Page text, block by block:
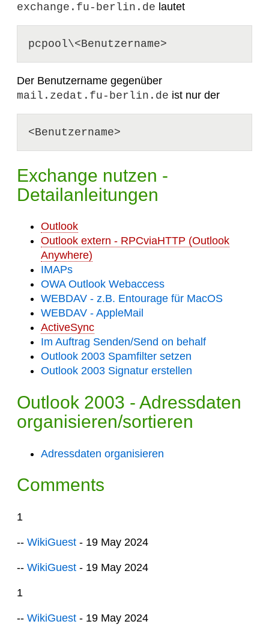
exchange.fu-berlin.de lautet
Der Benutzername gegenüber
mail.zedat.fu-berlin.de ist nur der
Exchange nutzen -
Detailanleitungen
Outlook
Outlook extern - RPCviaHTTP (Outlook
Anywhere)
IMAPs
OWA Outlook Webaccess
WEBDAV - z.B. Entourage für MacOS
WEBDAV - AppleMail
ActiveSync
Im Auftrag Senden/Send on behalf
Outlook 2003 Spamfilter setzen
Outlook 2003 Signatur erstellen
Outlook 2003 - Adressdaten
organisieren/sortieren
Adressdaten organisieren
Comments
1
-- WikiGuest - 19 May 2024
-- WikiGuest - 19 May 2024
1
-- WikiGuest - 19 May 2024